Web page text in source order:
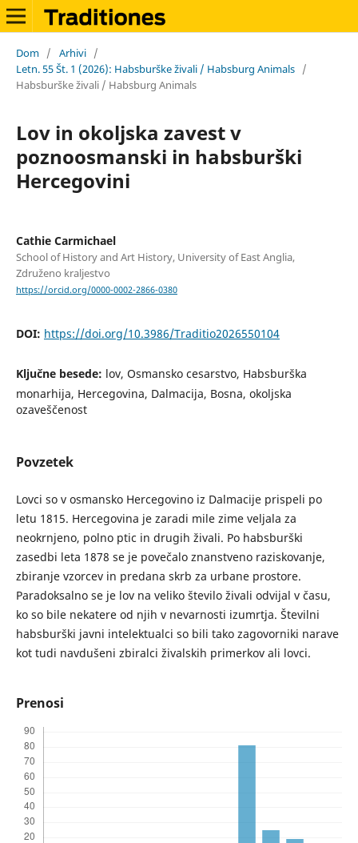
Dom / Arhivi /
Letn. 55 Št. 1 (2026): Habsburške živali / Habsburg Animals /
Habsburške živali / Habsburg Animals
Lov in okoljska zavest v
poznoosmanski in habsburški
Hercegovini
Cathie Carmichael
School of History and Art History, University of East Anglia,
Združeno kraljestvo
https://orcid.org/0000-0002-2866-0380
DOI: https://doi.org/10.3986/Traditio2026550104
Ključne besede: lov, Osmansko cesarstvo, Habsburška
monarhija, Hercegovina, Dalmacija, Bosna, okoljska
ozaveščenost
Povzetek
Lovci so v osmansko Hercegovino iz Dalmacije prispeli po
letu 1815. Hercegovina je zaradi mile zime veljala za
neokrnjeno, polno ptic in drugih živali. Po habsburški
zasedbi leta 1878 se je povečalo znanstveno raziskovanje,
zbiranje vzorcev in predana skrb za urbane prostore.
Paradoksalno se je lov na veliko število živali odvijal v času,
ko so bile nekatere od njih v nevarnosti izumrtja. Številni
habsburški javni intelektualci so bili tako zagovorniki narave
kot tudi navdušeni zbiralci živalskih primerkov ali lovci.
Prenosi